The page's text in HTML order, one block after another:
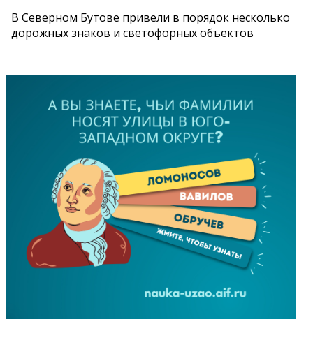
В Северном Бутове привели в порядок несколько
дорожных знаков и светофорных объектов